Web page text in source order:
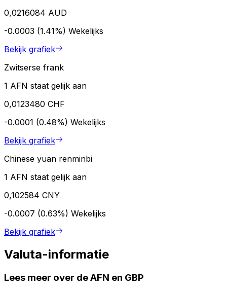
0,0216084 AUD
-0.0003 (1.41%) Wekelijks
Bekijk grafiek
Zwitserse frank
1 AFN staat gelijk aan
0,0123480 CHF
-0.0001 (0.48%) Wekelijks
Bekijk grafiek
Chinese yuan renminbi
1 AFN staat gelijk aan
0,102584 CNY
-0.0007 (0.63%) Wekelijks
Bekijk grafiek
Valuta-informatie
Lees meer over de AFN en GBP